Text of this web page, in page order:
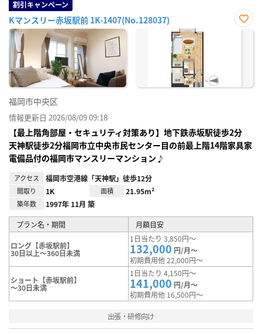
割引キャンペーン
Kマンスリー赤坂駅前 1K-1407(No.128037)
お気
福岡市中央区
情報更新日 2026/08/09 09:18
【最上階角部屋・セキュリティ対策あり】地下鉄赤坂駅徒歩2分
天神駅徒歩2分福岡市立中央市民センター目の前最上階14階家具家
電備品付の福岡市マンスリーマンション♪
アクセス 福岡市空港線「天神駅」徒歩12分
間取り 1K 面積 21.95m²
築年数 1997年 11月 築
プラン名・期間 月額目安
ロング【赤坂駅前】
30日以上～360日未満
1日当たり 3,850円～
132,000 円/月～
初期費用他 22,000円～
ショート【赤坂駅前】
～30日未満
1日当たり 4,150円～
141,000 円/月～
初期費用他 16,500円～
出張・研修向け